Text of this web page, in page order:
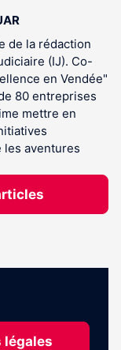
de la rédaction
(IJ). Co-
en Vendée"
80 entreprises
mettre en
aventures
légales